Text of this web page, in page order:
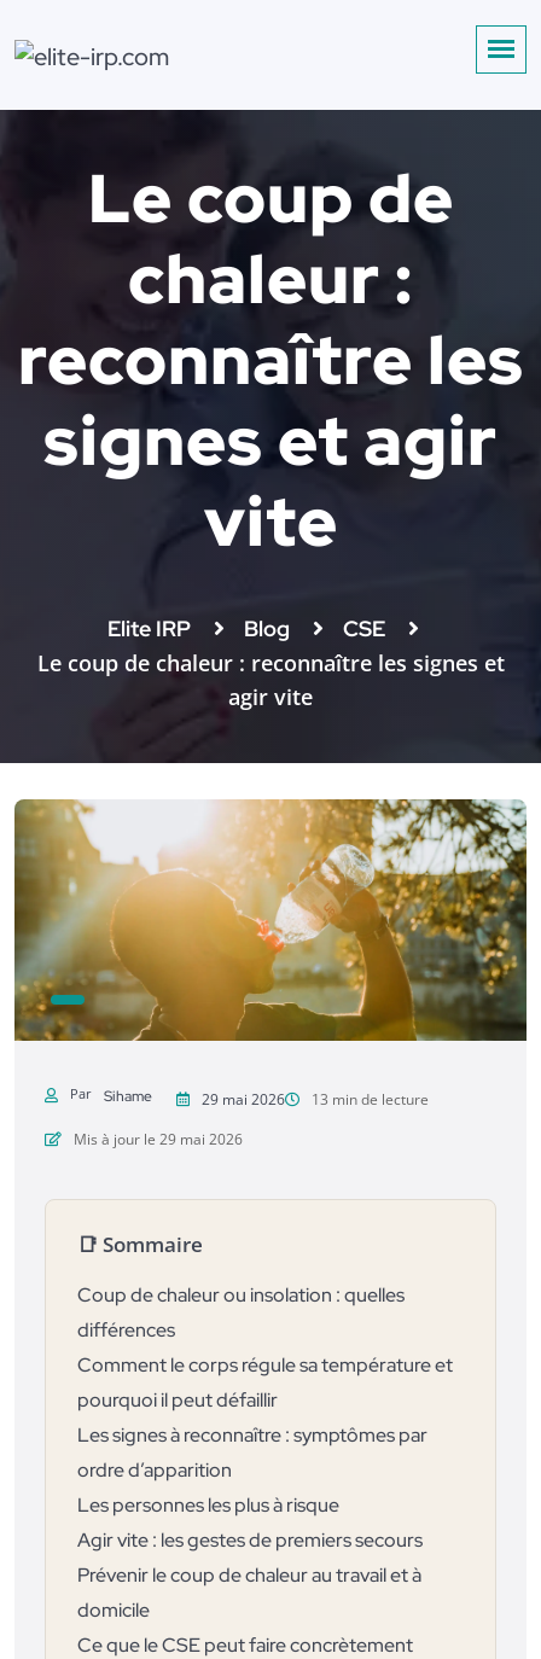
Le coup de
chaleur :
reconnaître les
signes et agir
vite
Elite IRP Blog CSE
Le coup de chaleur : reconnaître les signes et
agir vite
Par Sihame 29 mai 2026
13 min de lecture
Mis à jour le 29 mai 2026
📑 Sommaire
Coup de chaleur ou insolation : quelles
différences
Comment le corps régule sa température et
pourquoi il peut défaillir
Les signes à reconnaître : symptômes par
ordre d’apparition
Les personnes les plus à risque
Agir vite : les gestes de premiers secours
Prévenir le coup de chaleur au travail et à
domicile
Ce que le CSE peut faire concrètement